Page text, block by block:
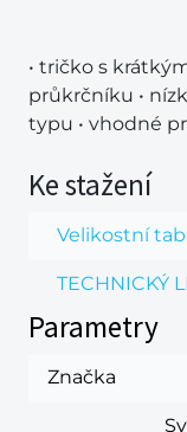
• tričko s
průkrčníku •
typu • vhodné
Ke stažení
Velikostní
TECHNICKÝ
Parametry
Značka